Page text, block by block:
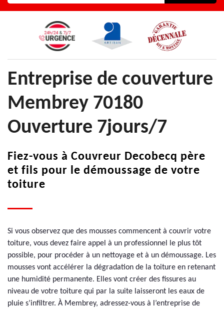
Entreprise de couverture
Membrey 70180
Ouverture 7jours/7
Fiez-vous à Couvreur Decobecq père
et fils pour le démoussage de votre
toiture
Si vous observez que des mousses commencent à couvrir votre
toiture, vous devez faire appel à un professionnel le plus tôt
possible, pour procéder à un nettoyage et à un démoussage. Les
mousses vont accélérer la dégradation de la toiture en retenant
une humidité permanente. Elles vont créer des fissures au
niveau de votre toiture qui par la suite laisseront les eaux de
pluie s’infiltrer. À Membrey, adressez-vous à l’entreprise de